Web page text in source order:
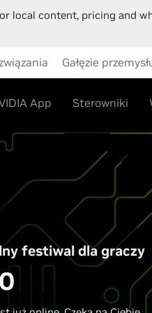
local content, pricing and
Gałęzie
App Sterowniki
festiwal dla graczy